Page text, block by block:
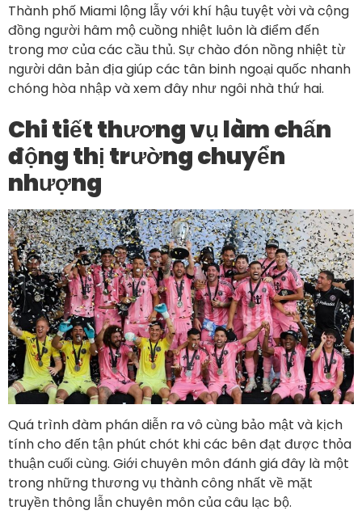
Thành phố Miami lộng lẫy với khí hậu tuyệt vời và cộng
đồng người hâm mộ cuồng nhiệt luôn là điểm đến
trong mơ của các cầu thủ. Sự chào đón nồng nhiệt từ
người dân bản địa giúp các tân binh ngoại quốc nhanh
chóng hòa nhập và xem đây như ngôi nhà thứ hai.
Chi tiết thương vụ làm chấn
động thị trường chuyển
nhượng
Quá trình đàm phán diễn ra vô cùng bảo mật và kịch
tính cho đến tận phút chót khi các bên đạt được thỏa
thuận cuối cùng. Giới chuyên môn đánh giá đây là một
trong những thương vụ thành công nhất về mặt
truyền thông lẫn chuyên môn của câu lạc bộ.